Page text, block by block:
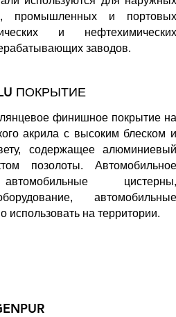
промышленных и портовых
и нефтехимических
заводов.
ПОКРЫТИЕ
финишное покрытие на
акрила с высоким блеском и
содержащее алюминиевый
позолоты. Автомобильное
цистерны,
автомобильные
использовать на территории.